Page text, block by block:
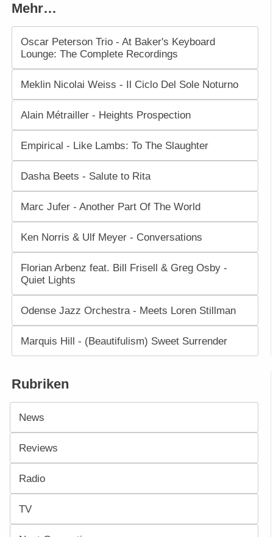
Mehr…
Oscar Peterson Trio - At Baker's Keyboard
Lounge: The Complete Recordings
Meklin Nicolai Weiss - Il Ciclo Del Sole Noturno
Alain Métrailler - Heights Prospection
Empirical - Like Lambs: To The Slaughter
Dasha Beets - Salute to Rita
Marc Jufer - Another Part Of The World
Ken Norris & Ulf Meyer - Conversations
Florian Arbenz feat. Bill Frisell & Greg Osby -
Quiet Lights
Odense Jazz Orchestra - Meets Loren Stillman
Marquis Hill - (Beautifulism) Sweet Surrender
Rubriken
News
Reviews
Radio
TV